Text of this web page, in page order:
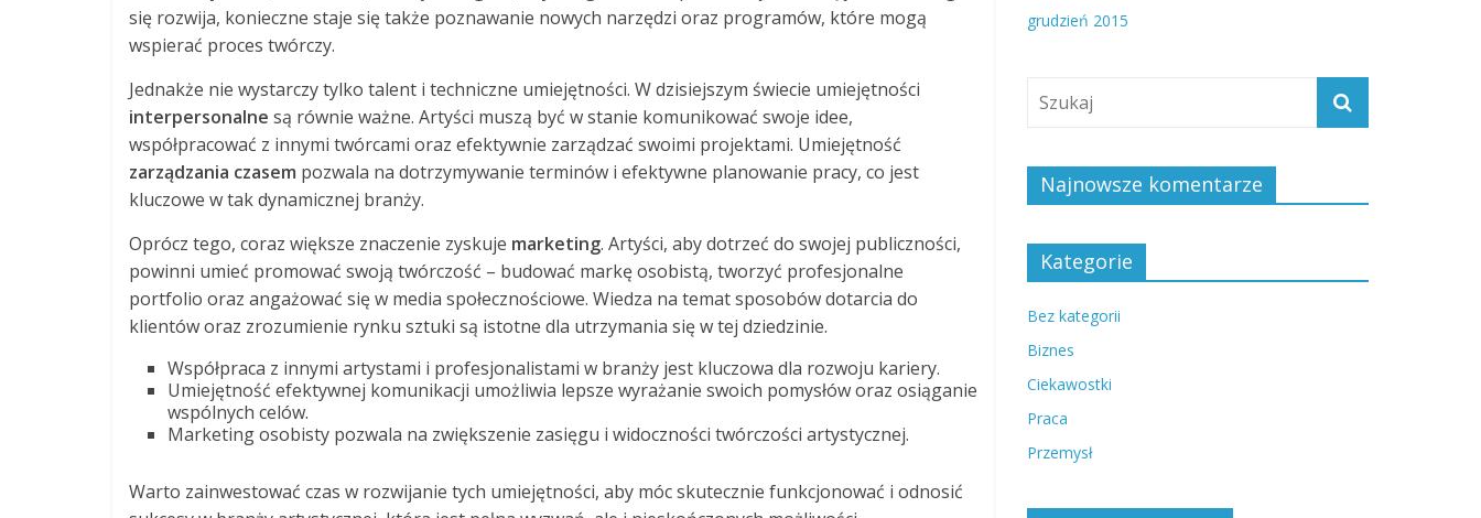
się rozwija, konieczne staje się także poznawanie nowych narzędzi oraz programów, które mogą
wspierać proces twórczy.
Jednakże nie wystarczy tylko talent i techniczne umiejętności. W dzisiejszym świecie umiejętności
interpersonalne są równie ważne. Artyści muszą być w stanie komunikować swoje idee,
współpracować z innymi twórcami oraz efektywnie zarządzać swoimi projektami. Umiejętność
zarządzania czasem pozwala na dotrzymywanie terminów i efektywne planowanie pracy, co jest
kluczowe w tak dynamicznej branży.
Oprócz tego, coraz większe znaczenie zyskuje marketing. Artyści, aby dotrzeć do swojej publiczności,
powinni umieć promować swoją twórczość – budować markę osobistą, tworzyć profesjonalne
portfolio oraz angażować się w media społecznościowe. Wiedza na temat sposobów dotarcia do
klientów oraz zrozumienie rynku sztuki są istotne dla utrzymania się w tej dziedzinie.
Współpraca z innymi artystami i profesjonalistami w branży jest kluczowa dla rozwoju kariery.
Umiejętność efektywnej komunikacji umożliwia lepsze wyrażanie swoich pomysłów oraz osiąganie
wspólnych celów.
Marketing osobisty pozwala na zwiększenie zasięgu i widoczności twórczości artystycznej.
Warto zainwestować czas w rozwijanie tych umiejętności, aby móc skutecznie funkcjonować i odnosić
grudzień 2015
Najnowsze komentarze
Kategorie
Bez kategorii
Biznes
Ciekawostki
Praca
Przemysł